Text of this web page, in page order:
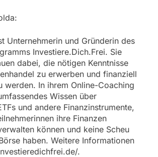
Unternehmerin und Gründerin des
Investiere.Dich.Frei. Sie
dabei, die nötigen Kenntnisse
zu erwerben und finanziell
werden. In ihrem Online-Coaching
Wissen über
und andere Finanzinstrumente,
ihre Finanzen
können und keine Scheu
haben. Weitere Informationen
.